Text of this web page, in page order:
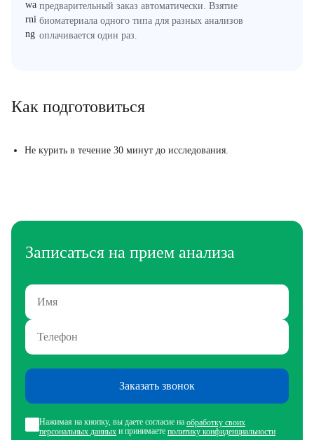
предварительный заказ автоматически. Взятие
биоматериала одного типа для разных анализов
оплачивается один раз.
Как подготовиться
Не курить в течение 30 минут до исследования.
Записаться на прием анализа
Заказать звонок
Нажимая на кнопку, вы даете согласие на обработку своих
персональных данных и принимаете политику конфиденциальности